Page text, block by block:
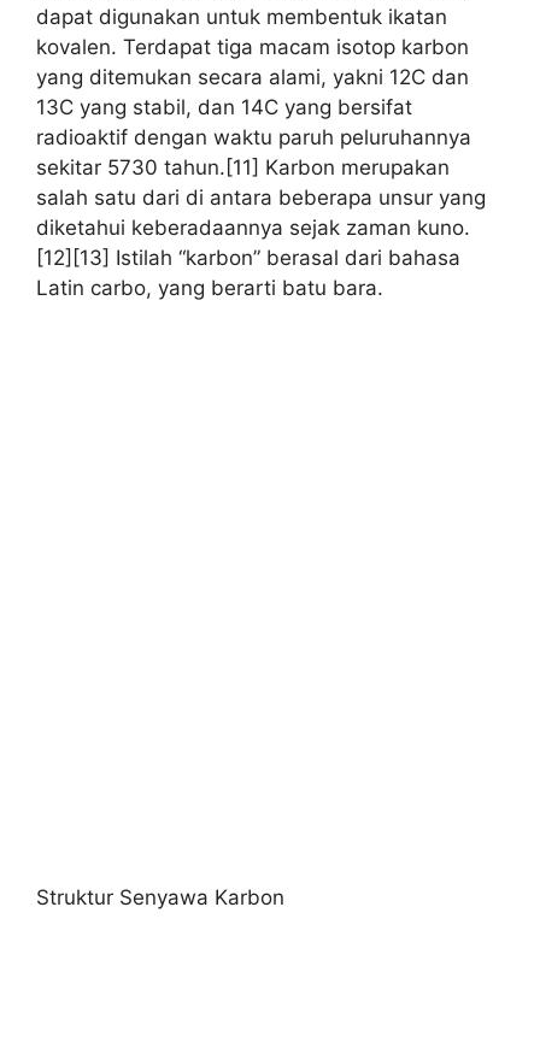
dapat digunakan untuk membentuk ikatan
kovalen. Terdapat tiga macam isotop karbon
yang ditemukan secara alami, yakni 12C dan
13C yang stabil, dan 14C yang bersifat
radioaktif dengan waktu paruh peluruhannya
sekitar 5730 tahun.[11] Karbon merupakan
salah satu dari di antara beberapa unsur yang
diketahui keberadaannya sejak zaman kuno.
[12][13] Istilah “karbon” berasal dari bahasa
Latin carbo, yang berarti batu bara.
Struktur Senyawa Karbon